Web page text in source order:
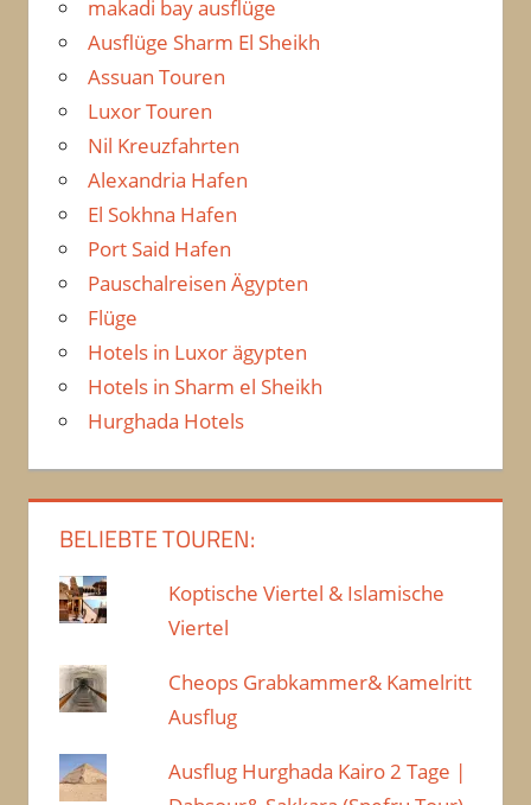
makadi bay ausflüge
Ausflüge Sharm El Sheikh
Assuan Touren
Luxor Touren
Nil Kreuzfahrten
Alexandria Hafen
El Sokhna Hafen
Port Said Hafen
Pauschalreisen Ägypten
Flüge
Hotels in Luxor ägypten
Hotels in Sharm el Sheikh
Hurghada Hotels
BELIEBTE TOUREN:
Koptische Viertel & Islamische
Viertel
Cheops Grabkammer& Kamelritt
Ausflug
Ausflug Hurghada Kairo 2 Tage |